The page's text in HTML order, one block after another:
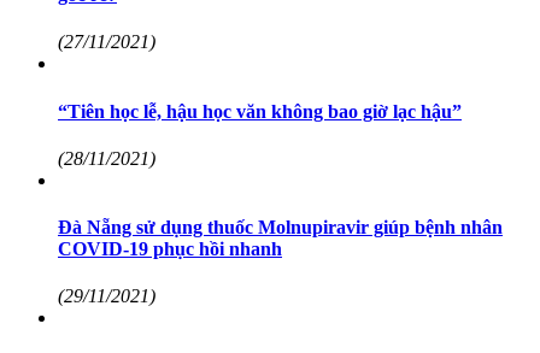
(27/11/2021)
“Tiên học lễ, hậu học văn không bao giờ lạc hậu”
(28/11/2021)
Đà Nẵng sử dụng thuốc Molnupiravir giúp bệnh nhân
COVID-19 phục hồi nhanh
(29/11/2021)